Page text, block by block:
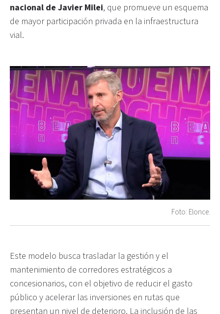
nacional de Javier Milei, que promueve un esquema
de mayor participación privada en la infraestructura
vial.
Foto: Elonce.
Este modelo busca trasladar la gestión y el
mantenimiento de corredores estratégicos a
concesionarios, con el objetivo de reducir el gasto
público y acelerar las inversiones en rutas que
presentan un nivel de deterioro. La inclusión de las